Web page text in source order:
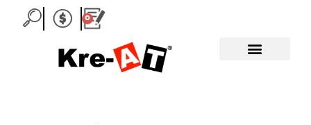
0
Carrito